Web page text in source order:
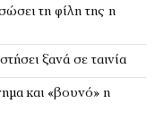
τη φίλη της η
ξανά σε ταινία
και «βουνό» η